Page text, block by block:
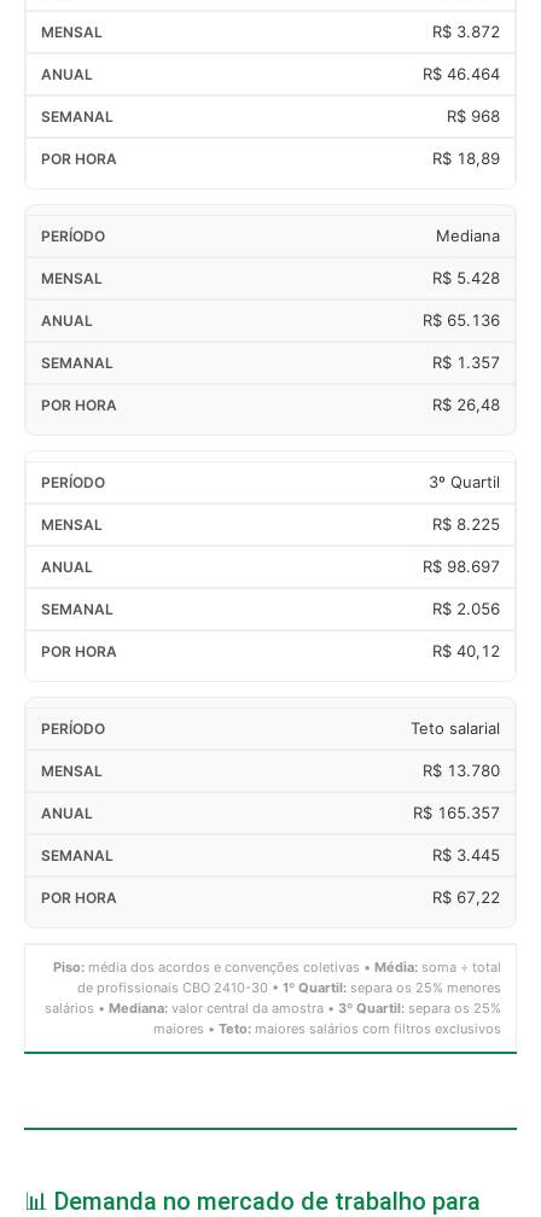
R$ 3.872
R$ 46.464
R$ 968
R$ 18,89
Mediana
R$ 5.428
R$ 65.136
R$ 1.357
R$ 26,48
3º Quartil
R$ 8.225
R$ 98.697
R$ 2.056
R$ 40,12
Teto salarial
R$ 13.780
R$ 165.357
R$ 3.445
R$ 67,22
Piso: média dos acordos e convenções coletivas • Média: soma ÷ total
de profissionais CBO 2410-30 • 1º Quartil: separa os 25% menores
salários • Mediana: valor central da amostra • 3º Quartil: separa os 25%
maiores • Teto: maiores salários com filtros exclusivos
📊 Demanda no mercado de trabalho para